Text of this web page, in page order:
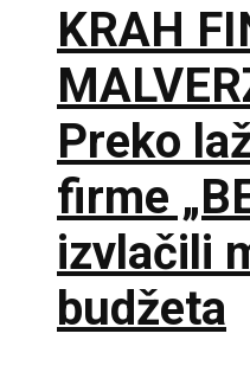
KRAH
Preko
firme
izvlačili
budžeta